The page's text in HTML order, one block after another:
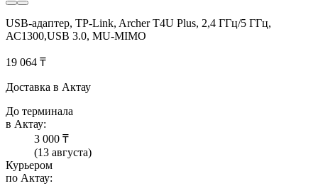
USB-адаптер, TP-Link, Archer T4U Plus, 2,4 ГГц/5 ГГц,
АС1300,USB 3.0, MU-MIMO
19 064 ₸
Доставка в Актау
До терминала
в Актау:
3 000 ₸
(13 августа)
Курьером
по Актау: